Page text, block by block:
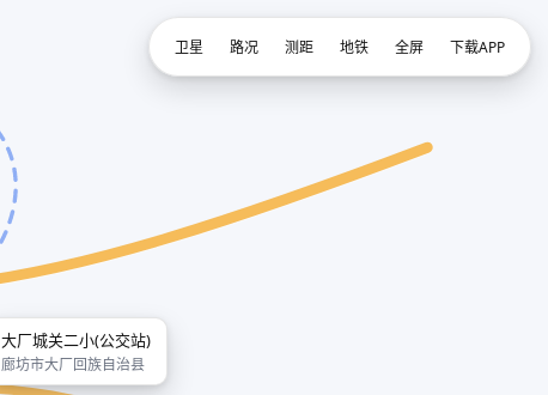
大厂城关二小(公交站)
廊坊市大厂回族自治县
卫星 路况 测距 地铁 全屏 下载APP